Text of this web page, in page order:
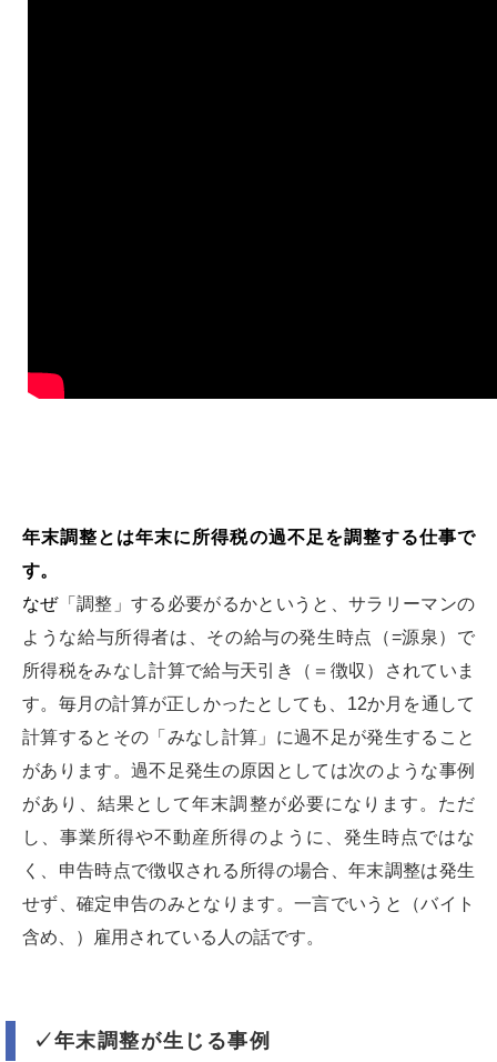
年末調整とは年末に所得税の過不足を調整する仕事で
す。
なぜ「調整」する必要がるかというと、サラリーマンの
ような給与所得者は、その給与の発生時点（=源泉）で
所得税をみなし計算で給与天引き（＝徴収）されていま
す。毎月の計算が正しかったとしても、12か月を通して
計算するとその「みなし計算」に過不足が発生すること
があります。過不足発生の原因としては次のような事例
があり、結果として年末調整が必要になります。ただ
し、事業所得や不動産所得のように、発生時点ではな
く、申告時点で徴収される所得の場合、年末調整は発生
せず、確定申告のみとなります。一言でいうと（バイト
含め、）雇用されている人の話です。
✓年末調整が生じる事例